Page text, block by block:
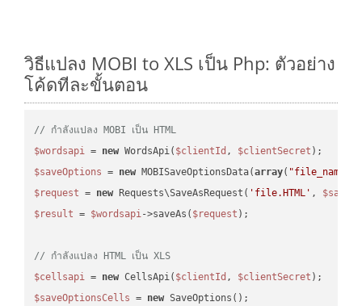
วิธีแปลง MOBI to XLS เป็น Php: ตัวอย่าง
โค้ดทีละขั้นตอน
// กำลังแปลง MOBI เป็น HTML
$wordsapi = new WordsApi( $clientId , $clientSecret
$saveOptions = new MOBISaveOptionsData(array( "file_name"
$request = new Requests\SaveAsRequest( 'file.HTML' ,
$result = $wordsapi->saveAs( $request );
// กำลังแปลง HTML เป็น XLS
$cellsapi = new CellsApi( $clientId , $clientSecret
$saveOptionsCells = new